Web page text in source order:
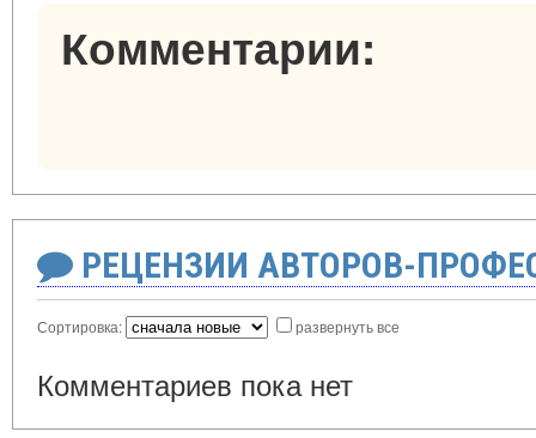
Комментарии:
РЕЦЕНЗИИ АВТОРОВ-
Сортировка: развернуть все
Комментариев пока нет